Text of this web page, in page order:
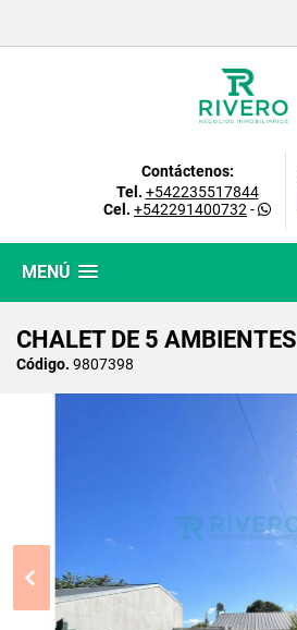
Contáctenos:
Tel. +542235517844
Cel. +542291400732 -
MENÚ
CHALET DE 5 AMBIENTES
Código. 9807398